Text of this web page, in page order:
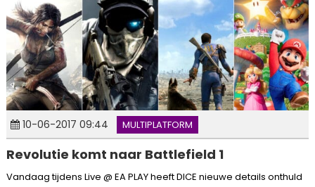
10-06-2017 09:44 MULTIPLATFORM
Revolutie komt naar Battlefield 1
Vandaag tijdens Live @ EA PLAY heeft DICE nieuwe details onthuld